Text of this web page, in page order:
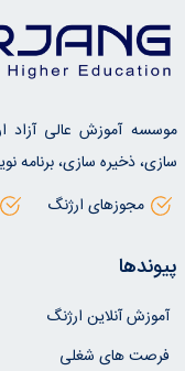
موسسه آموزش عالی آزاد
سازی، ذخیره سازی، برنامه
مجوزهای ارژنگ
پیوندها
آموزش آنلاین ارژنگ
فرصت های شغلی